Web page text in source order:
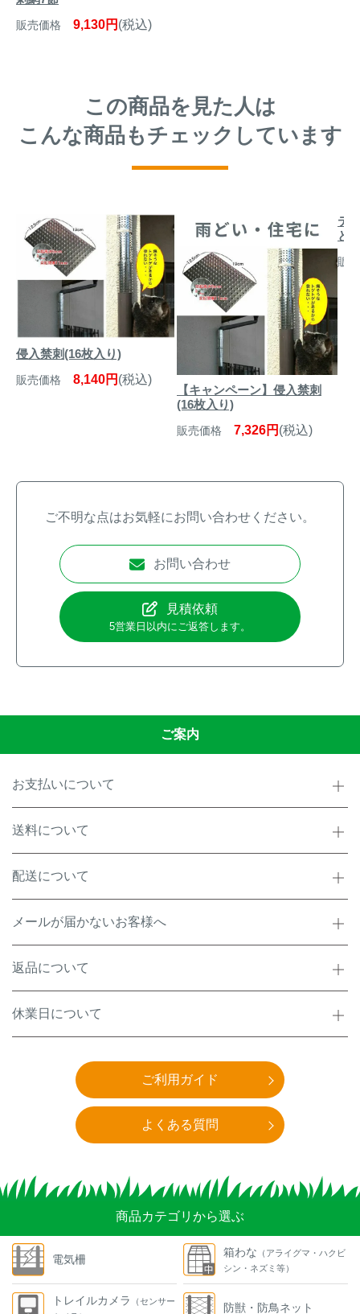
販売価格 9,130円 (税込)
この商品を見た人は
こんな商品もチェックしています
侵入禁刺(16枚入り)
販売価格 8,140円 (税込)
【キャンペーン】侵入禁刺
(16枚入り)
販売価格 7,326円 (税込)
テ
と
販
ご不明な点はお気軽にお問い合わせください。
お問い合わせ
見積依頼
5営業日以内にご返答します。
ご案内
お支払いについて
送料について
配送について
メールが届かないお客様へ
返品について
休業日について
ご利用ガイド
よくある質問
商品カテゴリから選ぶ
電気柵
トレイルカメラ
（センサー
箱わな （アライグマ・ハクビ
シン・ネズミ等）
防獣・防鳥ネット